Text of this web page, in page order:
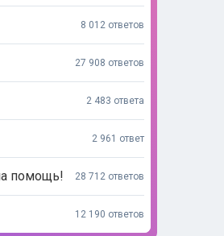
8 012 ответов
27 908 ответов
2 483 ответа
2 961 ответ
помощь! 28 712 ответов
12 190 ответов